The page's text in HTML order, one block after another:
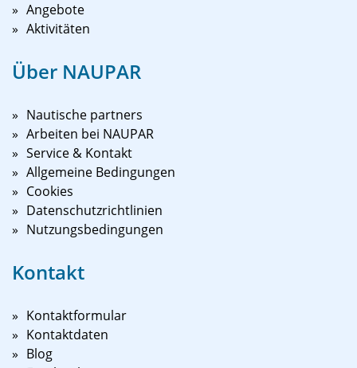
Angebote
Aktivitäten
Über NAUPAR
Nautische partners
Arbeiten bei NAUPAR
Service & Kontakt
Allgemeine Bedingungen
Cookies
Datenschutzrichtlinien
Nutzungsbedingungen
Kontakt
Kontaktformular
Kontaktdaten
Blog